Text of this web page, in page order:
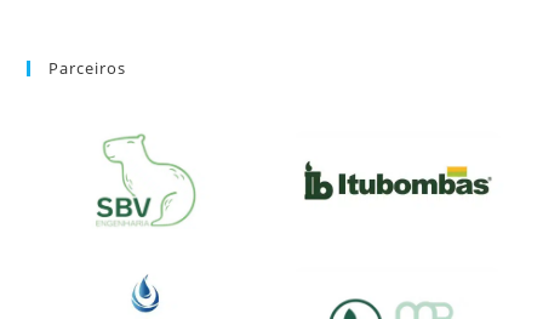
Parceiros